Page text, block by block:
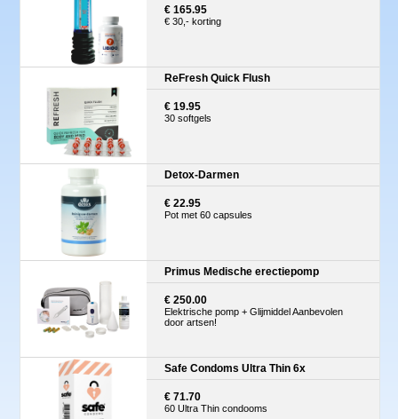
€ 165.95
€ 30,- korting
ReFresh Quick Flush
€ 19.95
30 softgels
Detox-Darmen
€ 22.95
Pot met 60 capsules
Primus Medische erectiepomp
€ 250.00
Elektrische pomp + Glijmiddel Aanbevolen
door artsen!
Safe Condoms Ultra Thin 6x
€ 71.70
60 Ultra Thin condooms